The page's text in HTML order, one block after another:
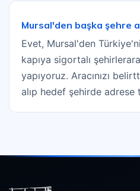
Mursal'den başka şehre
Evet, Mursal'den
kapıya sigortalı
yapıyoruz. Aracınızı
alıp hedef şehirde adrese